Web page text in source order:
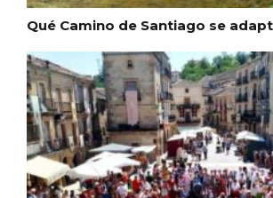
Qué Camino de Santiago se